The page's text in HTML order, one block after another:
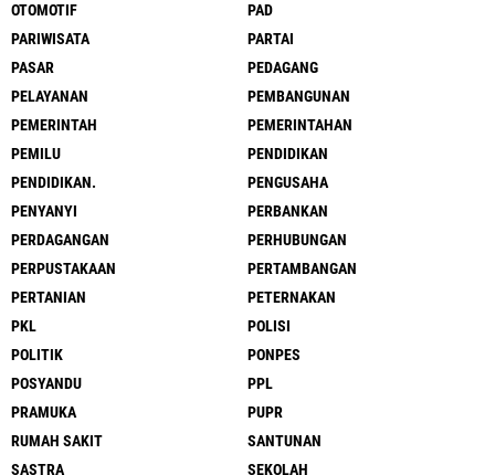
OTOMOTIF
PAD
PARIWISATA
PARTAI
PASAR
PEDAGANG
PELAYANAN
PEMBANGUNAN
PEMERINTAH
PEMERINTAHAN
PEMILU
PENDIDIKAN
PENDIDIKAN.
PENGUSAHA
PENYANYI
PERBANKAN
PERDAGANGAN
PERHUBUNGAN
PERPUSTAKAAN
PERTAMBANGAN
PERTANIAN
PETERNAKAN
PKL
POLISI
POLITIK
PONPES
POSYANDU
PPL
PRAMUKA
PUPR
RUMAH SAKIT
SANTUNAN
SASTRA
SEKOLAH